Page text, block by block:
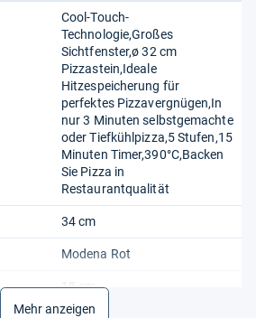
Cool-Touch-
Technologie,Großes
Sichtfenster,ø 32 cm
Pizzastein,Ideale
Hitzespeicherung für
perfektes Pizzavergnügen,In
nur 3 Minuten selbstgemachte
oder Tiefkühlpizza,5 Stufen,15
Minuten Timer,390°C,Backen
Sie Pizza in
Restaurantqualität
34 cm
Modena Rot
18 cm
Mehr anzeigen